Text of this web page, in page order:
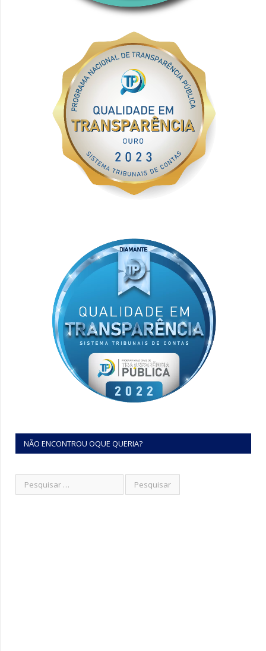
NÃO ENCONTROU OQUE QUERIA?